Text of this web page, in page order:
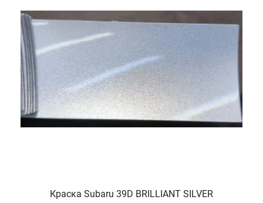
Краска Subaru 39D BRILLIANT SILVER